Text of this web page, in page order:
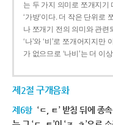
는 두 가지 의미로 쪼개지기
‘가방’이다. 더 작은 단위로
나 쪼개기 전의 의미와 관련
‘나’와 ‘비’로 쪼개어지지만
가 없으므로 ‘나비’는 더 이
제2절 구개음화
제6항 ‘ㄷ, ㅌ’ 받침 뒤에 종